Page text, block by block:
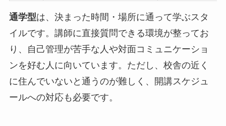
通学型は、決まった時間・場所に通って学ぶスタ
イルです。講師に直接質問できる環境が整ってお
り、自己管理が苦手な人や対面コミュニケーショ
ンを好む人に向いています。ただし、校舎の近く
に住んでいないと通うのが難しく、開講スケジュ
ールへの対応も必要です。